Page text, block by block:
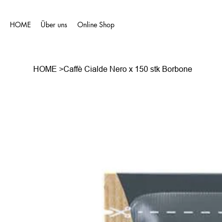
HOME Über uns Online Shop
HOME >Caffè Cialde Nero x 150 stk Borbone